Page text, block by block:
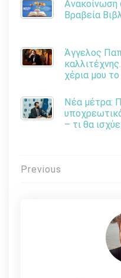
Ανακοίνωση
Βραβεία
Άγγελος
χέρια μου
Νέα μέτρα:
– τι θα
Πλοήγηση
Previous